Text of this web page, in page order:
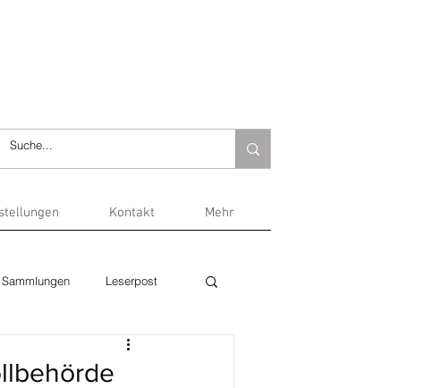
Kontakt Mehr
Sammlungen Leserpost